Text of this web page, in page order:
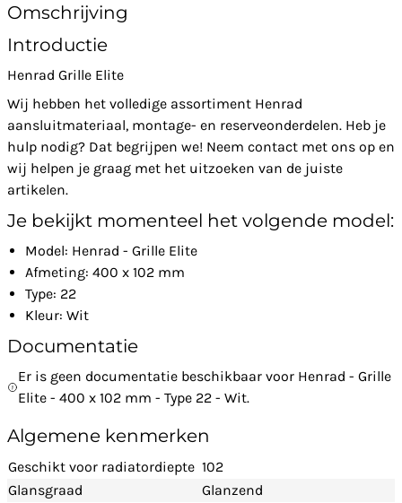
Omschrijving
Introductie
Henrad Grille Elite
Wij hebben het volledige assortiment Henrad
aansluitmateriaal, montage- en reserveonderdelen. Heb je
hulp nodig? Dat begrijpen we! Neem contact met ons op en
wij helpen je graag met het uitzoeken van de juiste
artikelen.
Je bekijkt momenteel het volgende model:
Model: Henrad - Grille Elite
Afmeting: 400 x 102 mm
Type: 22
Kleur: Wit
Documentatie
Er is geen documentatie beschikbaar voor Henrad - Grille
Elite - 400 x 102 mm - Type 22 - Wit.
Algemene kenmerken
Geschikt voor radiatordiepte 102
Glansgraad
Glanzend